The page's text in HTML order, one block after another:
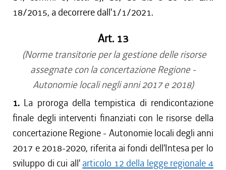
18/2015, a decorrere dall'1/1/2021.
Art. 13
(Norme transitorie per la gestione delle risorse
assegnate con la concertazione Regione -
Autonomie locali negli anni 2017 e 2018)
1. La proroga della tempistica di rendicontazione
finale degli interventi finanziati con le risorse della
concertazione Regione - Autonomie locali degli anni
2017 e 2018-2020, riferita ai fondi dell'Intesa per lo
sviluppo di cui all' articolo 12 della legge regionale 4